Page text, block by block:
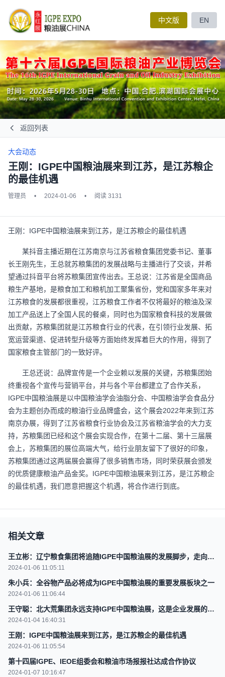
中文版 EN
返回列表
大会动态
王刚：IGPE中国粮油展来到江苏，是江苏粮企
的最佳机遇
管理员 • 2024-01-06 • 阅读 3131
王刚： IGPE中国粮油展来到江苏，是江苏粮企的最佳机遇
某抖音主播近期在江苏南京与江苏省粮食集团党委书记、董事
长王刚先生，王总就苏粮集团的发展战略与主播进行了交谈，并希
望通过抖音平台将苏粮集团宣传出去。王总说：江苏省是全国商品
粮生产基地，是粮食加工和粮机加工聚集省份，党和国家多年来对
江苏粮食的发展都很重视，江苏粮食工作者不仅将最好的粮油及深
加工产品送上了全国人民的餐桌，同时也为国家粮食科技的发展做
出贡献，苏粮集团就是江苏粮食行业的代表，在引领行业发展、拓
宽运营渠道、促进转型升级等方面始终发挥着巨大的作用，得到了
国家粮食主管部门的一致好评。
王总还说：品牌宣传是一个企业赖以发展的关键，苏粮集团始
终重视各个宣传与营销平台，并与各个平台都建立了合作关系，
IGPE中国粮油展是以中国粮油学会油脂分会、中国粮油学会食品分
会为主题创办而成的粮油行业品牌盛会，这个展会2022年来到江苏
南京办展，得到了江苏省粮食行业协会及江苏省粮油学会的大力支
持，苏粮集团已经和这个展会实现合作，在第十二届、第十三届展
会上，苏粮集团的展位高端大气，给行业朋友留下了很好的印象，
苏粮集团通过这两届展会赢得了很多销售市场，同时荣获展会颁发
的优质健康粮油产品金奖。 IGPE中国粮油展来到江苏，是江苏粮企
的最佳机遇，我们愿意把握这个机遇，将合作进行到底。
相关文章
王立彬：辽宁粮食集团将追随IGPE中国粮油展的发展脚步，走向深
远
2024-01-06 11:05:11
朱小兵：全谷物产品必将成为IGPE中国粮油展的重要发展板块之一
2024-01-06 11:06:44
王守聪：北大荒集团永远支持IGPE中国粮油展，这是企业发展的需
要
2024-01-04 16:40:31
王刚：IGPE中国粮油展来到江苏，是江苏粮企的最佳机遇
2024-01-06 11:05:54
第十四届IGPE、IEOE组委会和粮油市场报报社达成合作协议
2024-01-07 10:16:47